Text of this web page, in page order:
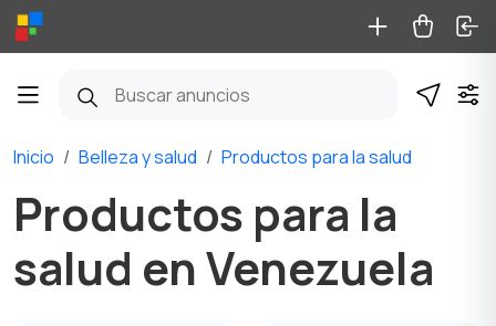
Inicio Belleza y salud Productos para la salud
Productos para la
salud en Venezuela